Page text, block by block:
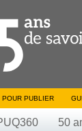
POUR PUBLIER
50